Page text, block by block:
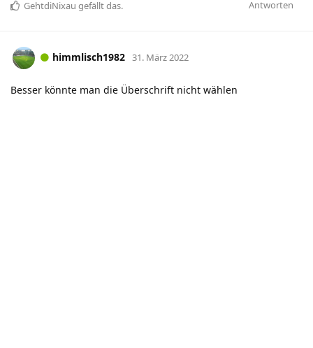
Antworten
GehtdiNixau gefällt das.
himmlisch1982 31. März 2022
Besser könnte man die Überschrift nicht wählen